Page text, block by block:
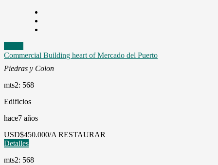
Commercial Building heart of Mercado del Puerto
Piedras y Colon
mts2: 568
Edificios
hace7 años
USD$450.000/A RESTAURAR
Detalles
mts2: 568